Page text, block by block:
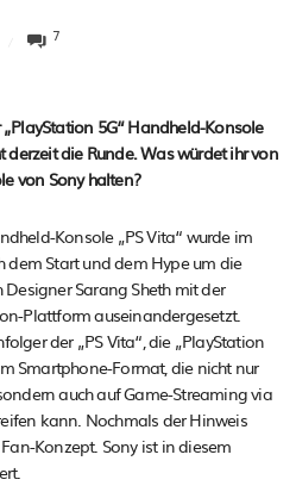
7
5G“ Handheld-Konsole
die Runde. Was würdet ihr von
von Sony halten?
Konsole „PS Vita“ wurde im
dem Start und dem Hype um die
Sarang Sheth mit der
Plattform auseinandergesetzt.
der „PS Vita“, die „PlayStation
Smartphone-Format, die nicht nur
auch auf Game-Streaming via
kann. Nochmals der Hinweis
Konzept. Sony ist in diesem